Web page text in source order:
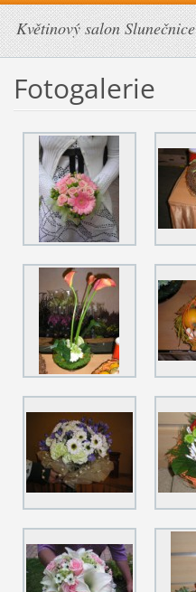
Květinový salon Slunečnice
Fotogalerie